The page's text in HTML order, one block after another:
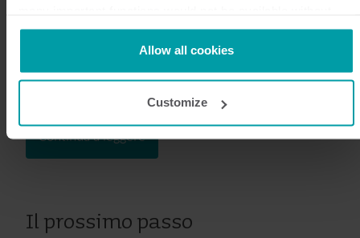
them.
Kamstrup makes use of third-party cookies. A third-party
cookie is installed by someone other than us, such as other
You can at any time change or withdraw your consent from
the Cookie Declaration
Allow all cookies
Customize
il valore che puoi creare.
La domanda è una sola: quali vantaggi cerchi per il tuo
business di oggi e di domani?
Continua a leggere
Il prossimo passo